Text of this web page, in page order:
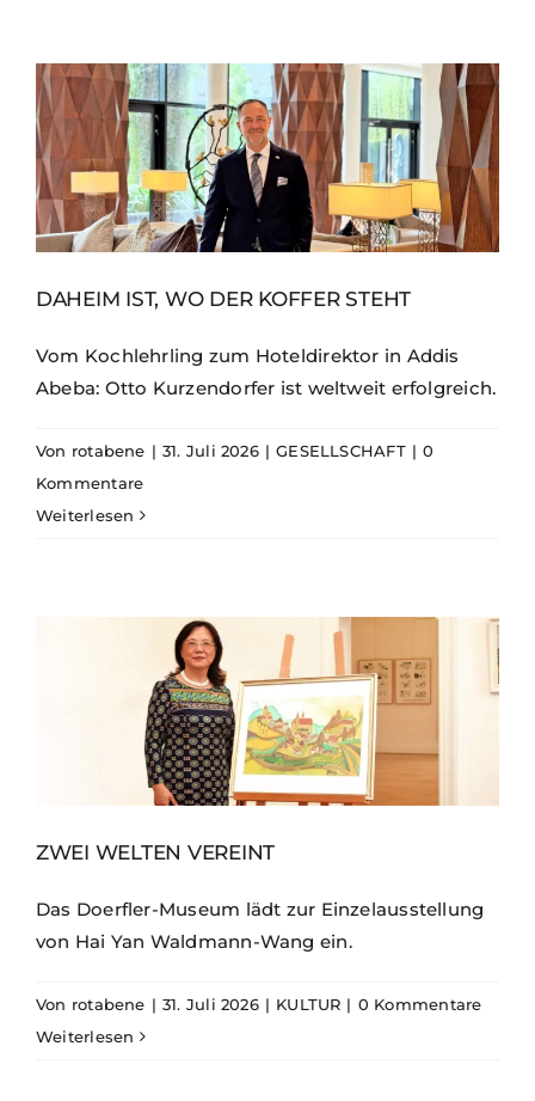
DAHEIM IST, WO DER KOFFER STEHT
Vom Kochlehrling zum Hoteldirektor in Addis
Abeba: Otto Kurzendorfer ist weltweit erfolgreich.
Von rotabene | 31. Juli 2026 | GESELLSCHAFT | 0
Kommentare
Weiterlesen
ZWEI WELTEN VEREINT
Das Doerfler-Museum lädt zur Einzelausstellung
von Hai Yan Waldmann-Wang ein.
Von rotabene | 31. Juli 2026 | KULTUR | 0 Kommentare
Weiterlesen